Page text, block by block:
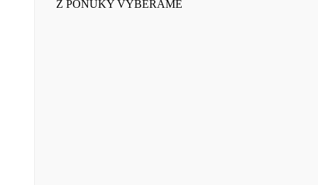
Z PONUKY VYBERÁME